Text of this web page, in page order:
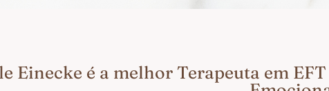
Einecke é a melhor Terapeuta em